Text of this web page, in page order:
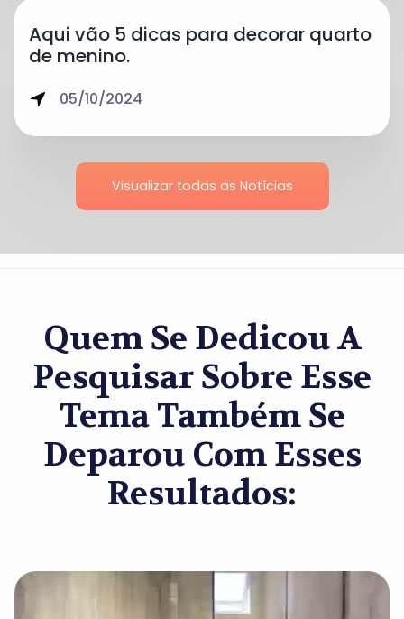
Aqui vão 5 dicas para decorar quarto
de menino.
05/10/2024
Visualizar todas as Notícias
Quem Se Dedicou A
Pesquisar Sobre Esse
Tema Também Se
Deparou Com Esses
Resultados: